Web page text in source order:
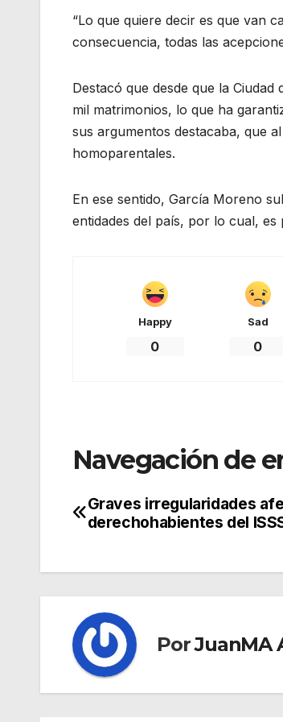
“Lo que quiere decir es que van
consecuencia, todas las
Destacó que desde que la
mil matrimonios, lo que ha
sus argumentos destacaba, que
homoparentales.
En ese sentido, García Moreno
entidades del país, por lo cual,
Happy
0
Sad
0
Navegación de
Graves irregularidades
derechohabientes del
PorJuanMA